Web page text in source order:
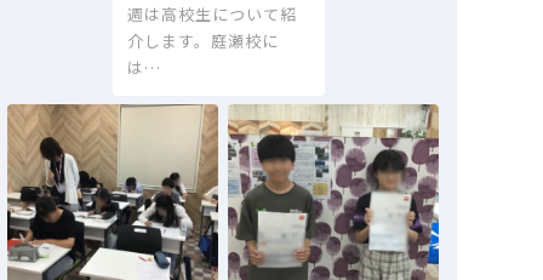
週は高校生について紹
介します。庭瀬校に
は…